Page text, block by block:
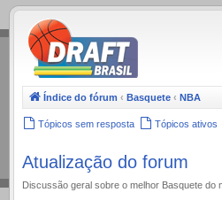
.
Índice do fórum ‹ Basquete ‹ NBA
Tópicos sem resposta Tópicos ativos
Atualização do forum
Discussão geral sobre o melhor Basquete do